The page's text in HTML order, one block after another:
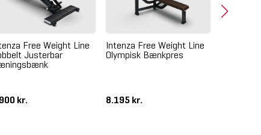
Free Weight Line
Justerbar
kr.
Intenza Free Weight Line
Olympisk Bænkpres
8.195 kr.